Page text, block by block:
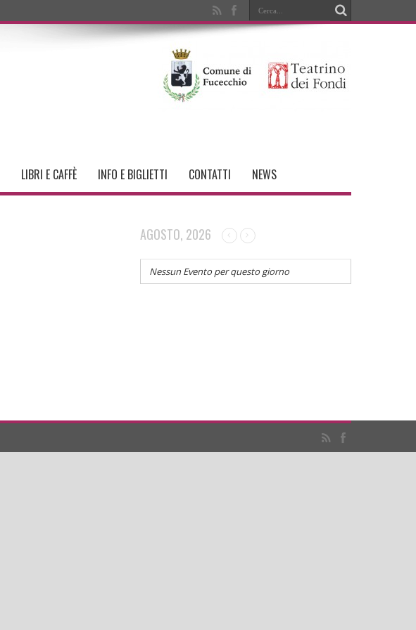
LIBRI E CAFFÈ INFO E BIGLIETTI CONTATTI NEWS
AGOSTO, 2026
Nessun Evento per questo giorno